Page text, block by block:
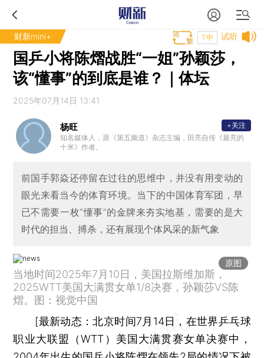
财新mini+ 试听
T中
国乒小将陈熠战胜“一姐”孙颖莎，
该“懂事”的到底是谁？｜体坛
2025年07月14日 13:41
杨旺
知名媒体人，原《第五频道》杂志主编，田亮自传《最亮的
十米》作者。
+关注
前国手郭焱还停留在过往的思维中，并没有用变动的
眼光来看当今的体育环境。当下的中国体育军团，早
已不需要一枚“懂事”的金牌来夯实地基，需要的是大
时代的担当、搏杀，还有展现个体风采的新气象
原图
当地时间2025年7月10日，美国拉斯维加斯，
2025WTT美国大满贯女单1/8决赛，孙颖莎VS陈
熠。图：视觉中国
[最新动态：北京时间7月14日，在世界乒乓球
职业大联盟（WTT）美国大满贯赛女单决赛中，